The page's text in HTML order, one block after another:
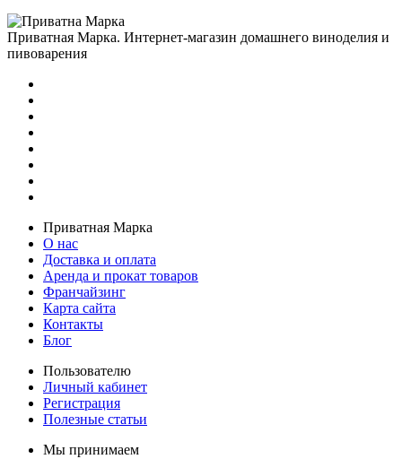
Приватная Марка. Интернет-магазин домашнего виноделия и
пивоварения
Приватная Марка
О нас
Доставка и оплата
Аренда и прокат товаров
Франчайзинг
Карта сайта
Контакты
Блог
Пользователю
Личный кабинет
Регистрация
Полезные статьи
Мы принимаем